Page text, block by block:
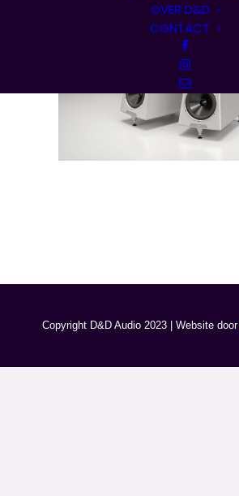
OVER D&D
CONTACT
Copyright D&D Audio 2023 | Website door